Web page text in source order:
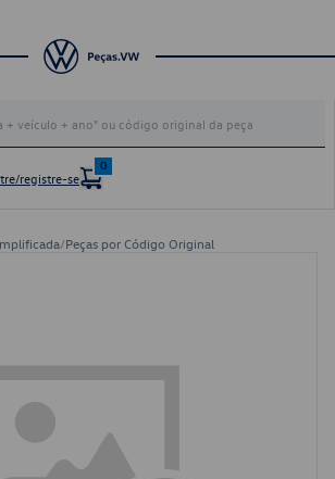
registre-se
0
/Peças por Código Original